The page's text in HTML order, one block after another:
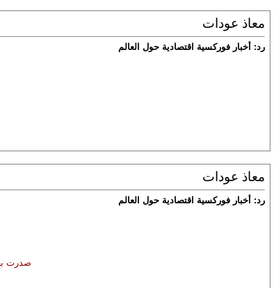
معاذ عودات
رد: أخبار فوركسية اقتصادية حول العالم
معاذ عودات
رد: أخبار فوركسية اقتصادية حول العالم
صدرت